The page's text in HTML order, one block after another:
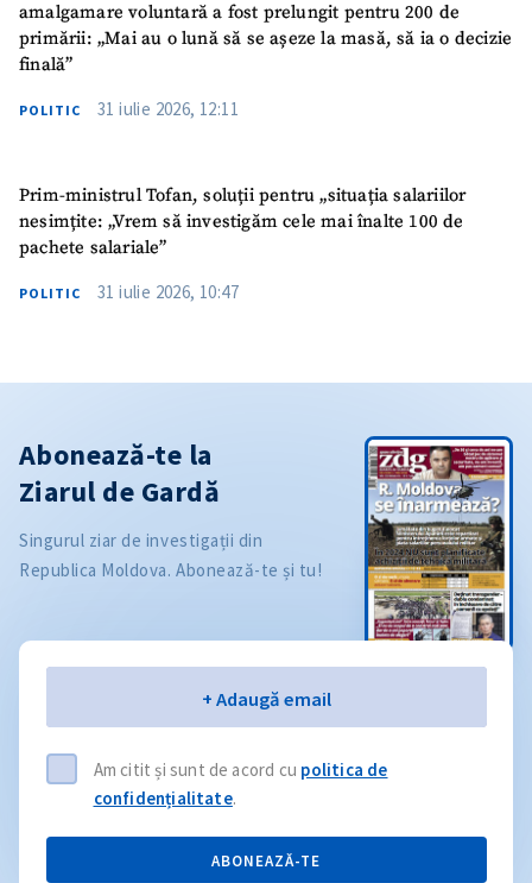
amalgamare voluntară a fost prelungit pentru 200 de
primării: „Mai au o lună să se așeze la masă, să ia o decizie
finală”
POLITIC 31 iulie 2026, 12:11
Prim-ministrul Tofan, soluții pentru „situația salariilor
nesimțite: „Vrem să investigăm cele mai înalte 100 de
pachete salariale”
POLITIC 31 iulie 2026, 10:47
Abonează-te la
Ziarul de Gardă
Singurul ziar de investigații din
Republica Moldova. Abonează-te și tu!
+ Adaugă email
Am citit și sunt de acord cu politica de
confidențialitate.
ABONEAZĂ-TE